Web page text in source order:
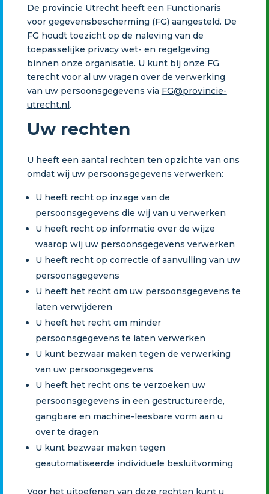
De provincie Utrecht heeft een Functionaris
voor gegevensbescherming (FG) aangesteld. De
FG houdt toezicht op de naleving van de
toepasselijke privacy wet- en regelgeving
binnen onze organisatie. U kunt bij onze FG
terecht voor al uw vragen over de verwerking
van uw persoonsgegevens via FG@provincie-
utrecht.nl.
Uw rechten
U heeft een aantal rechten ten opzichte van ons
omdat wij uw persoonsgegevens verwerken:
U heeft recht op inzage van de
persoonsgegevens die wij van u verwerken
U heeft recht op informatie over de wijze
waarop wij uw persoonsgegevens verwerken
U heeft recht op correctie of aanvulling van uw
persoonsgegevens
U heeft het recht om uw persoonsgegevens te
laten verwijderen
U heeft het recht om minder
persoonsgegevens te laten verwerken
U kunt bezwaar maken tegen de verwerking
van uw persoonsgegevens
U heeft het recht ons te verzoeken uw
persoonsgegevens in een gestructureerde,
gangbare en machine-leesbare vorm aan u
over te dragen
U kunt bezwaar maken tegen
geautomatiseerde individuele besluitvorming
Voor het uitoefenen van deze rechten kunt u